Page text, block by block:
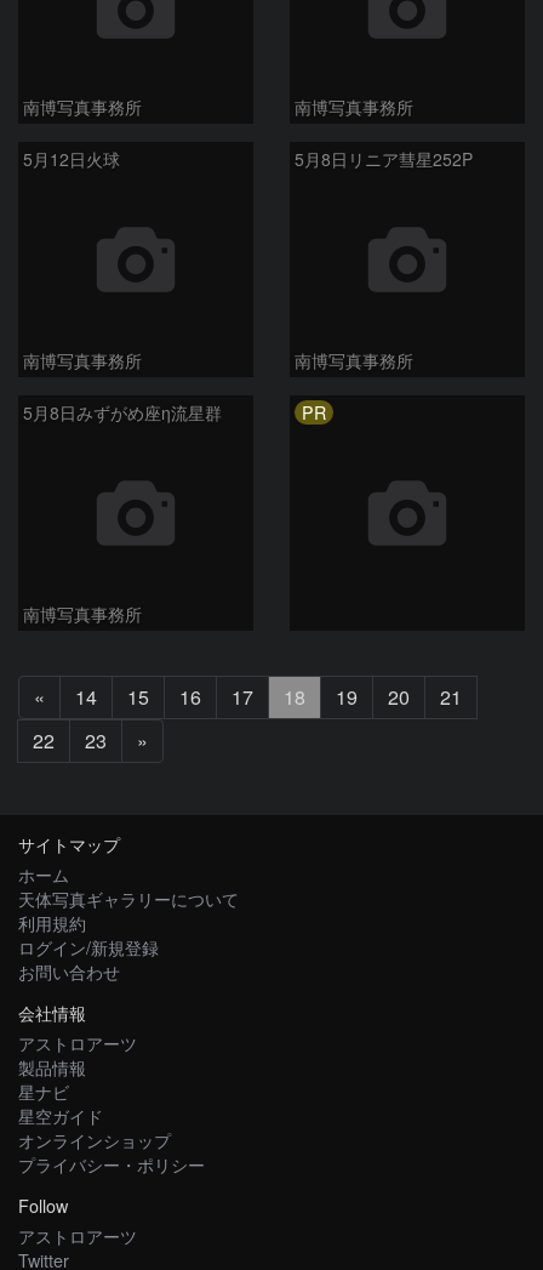
南博写真事務所 南博写真事務所
5月12日火球
南博写真事務所
5月8日リニア彗星252P
南博写真事務所
5月8日みずがめ座η流星群
南博写真事務所
PR
«
へ
14 15 16 17 18 19 20
21
22
23 »
へ
サイトマップ
ホーム
天体写真ギャラリーについて
利用規約
ログイン/新規登録
お問い合わせ
会社情報
アストロアーツ
製品情報
星ナビ
星空ガイド
オンラインショップ
プライバシー・ポリシー
Follow
アストロアーツ
Twitter